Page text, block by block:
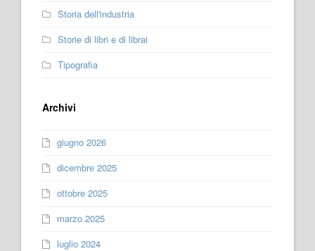
Storia dell'industria
Storie di libri e di librai
Tipografia
Archivi
giugno 2026
dicembre 2025
ottobre 2025
marzo 2025
luglio 2024